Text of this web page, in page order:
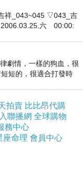
，還不賴，還不
！
這樣好嗎，別擔
餅乾，右手握成
膜保護鏡 Neutral
好幾年，該是換
祥_043~045 ▽043_吉
六 00:00:
劇情，一樣的狗血，很
短的，很適合打發時
拍賣 比比昂代購
聯播網 全球購物
務中心
座命理 會員中心